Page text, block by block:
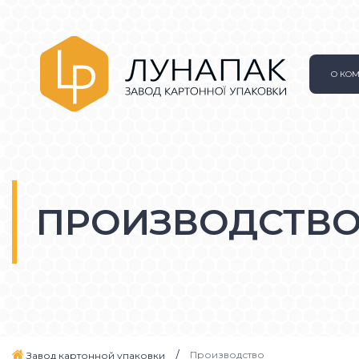
О
Завод картонной упаковки Производство